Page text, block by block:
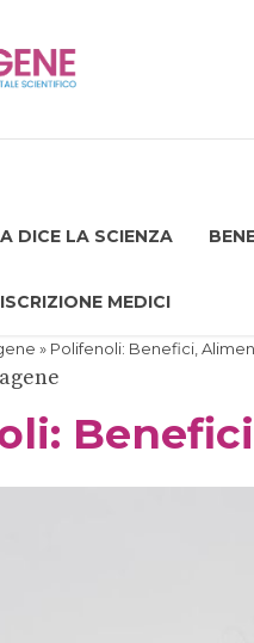
DICE LA SCIENZA
ISCRIZIONE MEDICI
» Polifenoli: Benefici,